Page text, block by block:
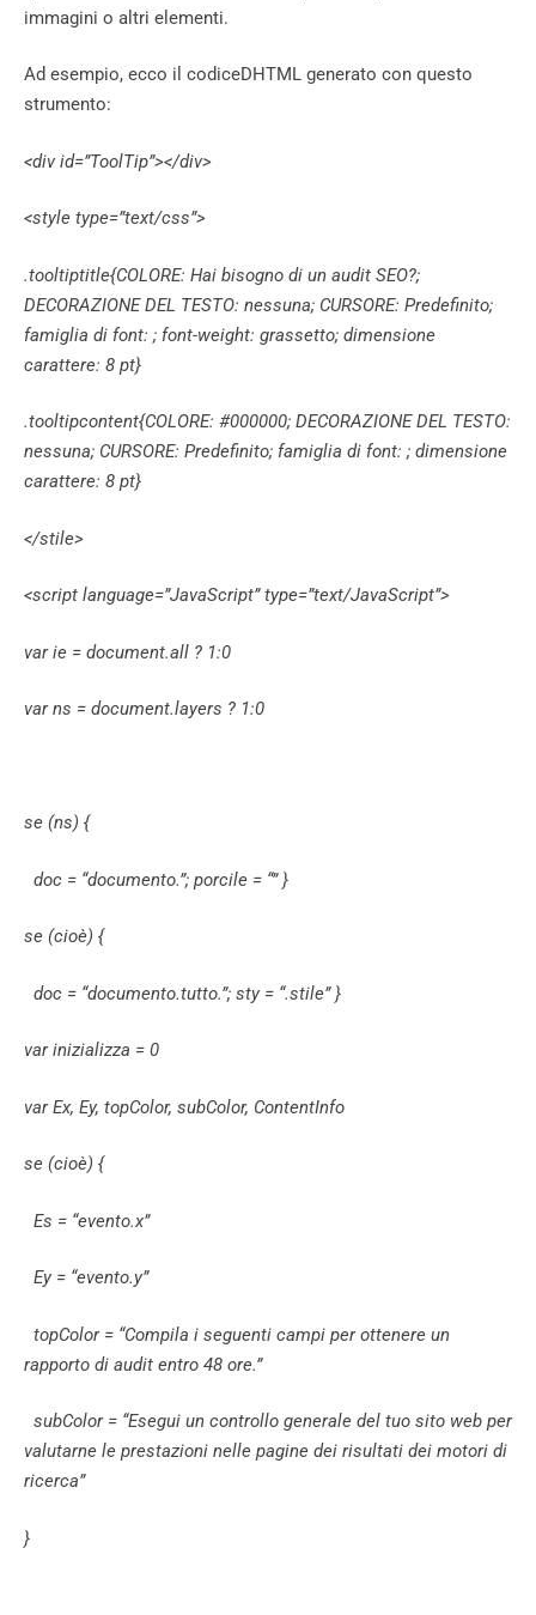
immagini o altri elementi.
Ad esempio, ecco il codiceDHTML generato con questo
strumento:
<div id=”ToolTip”></div>
<style type=”text/css”>
.tooltiptitle{COLORE: Hai bisogno di un audit SEO?;
DECORAZIONE DEL TESTO: nessuna; CURSORE: Predefinito;
famiglia di font: ; font-weight: grassetto; dimensione
carattere: 8 pt}
.tooltipcontent{COLORE: #000000; DECORAZIONE DEL TESTO:
nessuna; CURSORE: Predefinito; famiglia di font: ; dimensione
carattere: 8 pt}
</stile>
<script language=”JavaScript” type=”text/JavaScript”>
var ie = document.all ? 1:0
var ns = document.layers ? 1:0
se (ns) {
doc = “documento.”; porcile = “” }
se (cioè) {
doc = “documento.tutto.”; sty = “.stile” }
var inizializza = 0
var Ex, Ey, topColor, subColor, ContentInfo
se (cioè) {
Es = “evento.x”
Ey = “evento.y”
topColor = “Compila i seguenti campi per ottenere un
rapporto di audit entro 48 ore.”
subColor = “Esegui un controllo generale del tuo sito web per
valutarne le prestazioni nelle pagine dei risultati dei motori di
ricerca”
}